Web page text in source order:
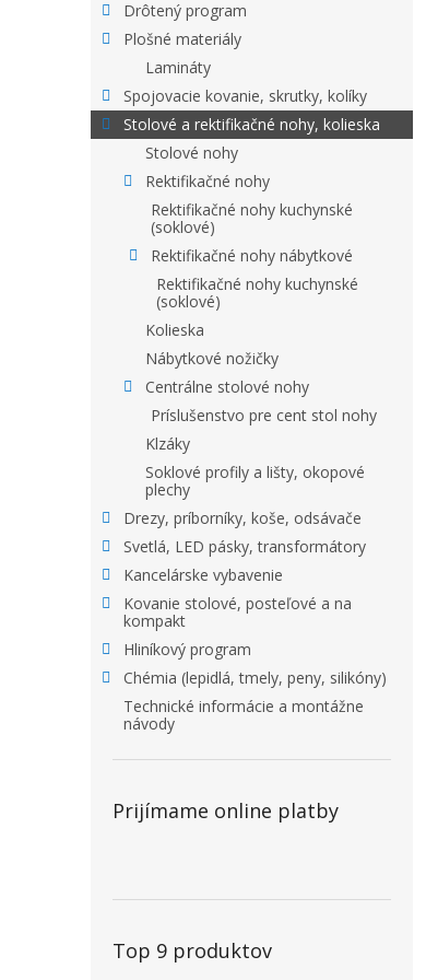
Drôtený program
Plošné materiály
Lamináty
Spojovacie kovanie, skrutky, kolíky
Stolové a rektifikačné nohy, kolieska
Stolové nohy
Rektifikačné nohy
Rektifikačné nohy kuchynské
(soklové)
Rektifikačné nohy nábytkové
Rektifikačné nohy kuchynské
(soklové)
Kolieska
Nábytkové nožičky
Centrálne stolové nohy
Príslušenstvo pre cent stol nohy
Klzáky
Soklové profily a lišty, okopové
plechy
Drezy, príborníky, koše, odsávače
Svetlá, LED pásky, transformátory
Kancelárske vybavenie
Kovanie stolové, posteľové a na
kompakt
Hliníkový program
Chémia (lepidlá, tmely, peny, silikóny)
Technické informácie a montážne
návody
Prijímame online platby
Top 9 produktov